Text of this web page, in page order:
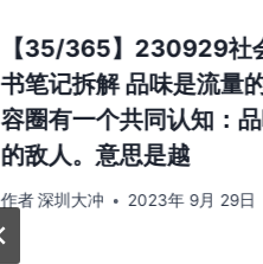
【35/365】230929社
书笔记拆解 品味是流量
容圈有一个共同认知：
的敌人。意思是越
作者深圳大冲 2023年 9月 29日